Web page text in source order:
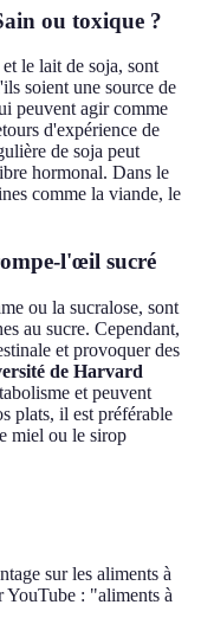
ou toxique ?
le lait de soja, sont
soient une source de
peuvent agir comme
d'expérience de
de soja peut
hormonal. Dans le
comme la viande, le
l'œil sucré
ou la sucralose, sont
au sucre. Cependant,
et provoquer des
de Harvard
et peuvent
plats, il est préférable
miel ou le sirop
sur les aliments à
YouTube : "aliments à